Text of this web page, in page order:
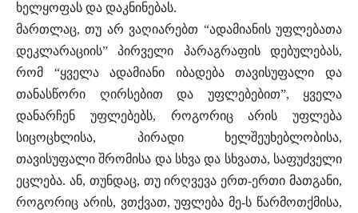
ხელყოფას და დაკნინებას.
მართლაც, თუ არ ვაღიარებთ “ადამიანის უფლებათა
დეკლარაციის” პირველი პარაგრაფის დებულებას,
რომ “ყველა ადამიანი იბადება თავისუფალი და
თანასწორი ღირსებით და უფლებებით”, ყველა
დანარჩენ უფლებებს, როგორიც არის უფლება
სიცოცხლისა, პირადი ხელშეუხებლობისა,
თავისუფალი შრომისა და სხვა და სხვათა, საფუძველი
ეცლება. ან, თუნდაც, თუ ირღვევა ერთ-ერთი მათგანი,
როგორიც არის, ვთქვათ, უფლება მე-ს წარმოთქმისა,